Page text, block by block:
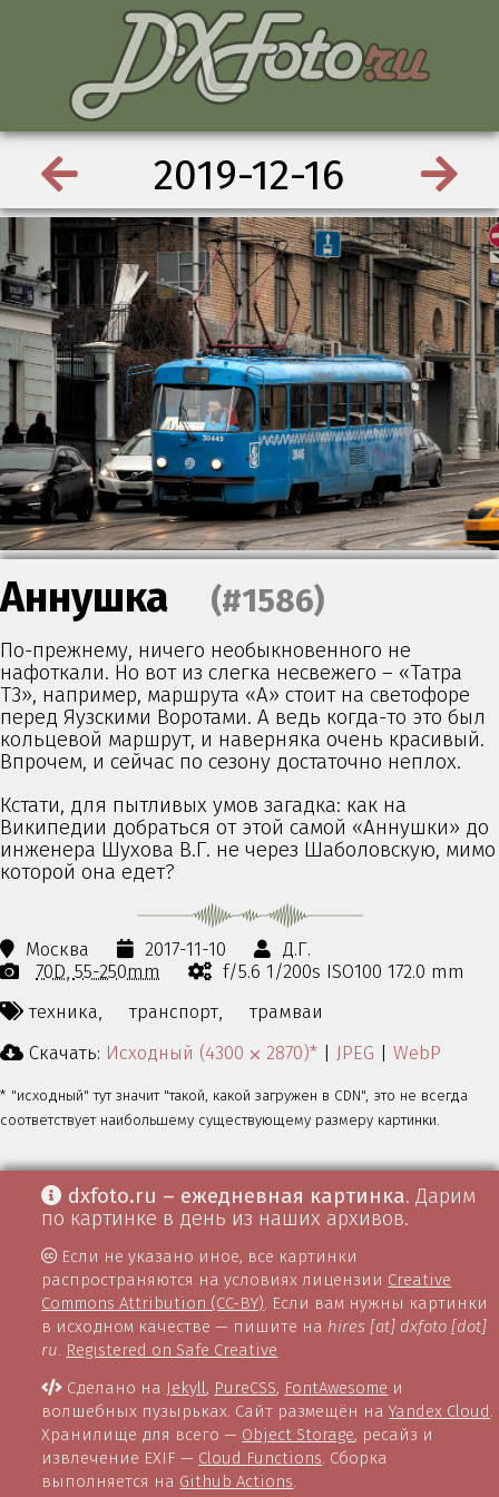
2019-12-16
Аннушка (#1586)
По-прежнему, ничего необыкновенного не
нафоткали. Но вот из слегка несвежего – «Татра
Т3», например, маршрута «А» стоит на светофоре
перед Яузскими Воротами. А ведь когда-то это был
кольцевой маршрут, и наверняка очень красивый.
Впрочем, и сейчас по сезону достаточно неплох.
Кстати, для пытливых умов загадка: как на
Википедии добраться от этой самой «Аннушки» до
инженера Шухова В.Г. не через Шаболовскую, мимо
которой она едет?
Москва 2017-11-10
Д.Г.
70D 55-250mm
f/5.6 1/200s ISO100 172.0 mm
техника,
транспорт,
трамваи
Скачать: Исходный (4300 ⨉ 2870)* JPEG WebP
* "исходный" тут значит "такой, какой загружен в CDN", это не всегда
соответствует наибольшему существующему размеру картинки.
dxfoto.ru – ежедневная картинка. Дарим
по картинке в день из наших архивов.
Если не указано иное, все картинки
распространяются на условиях лицензии Creative
Commons Attribution (CC-BY). Если вам нужны картинки
в исходном качестве — пишите на hires [at] dxfoto [dot]
ru. Registered on Safe Creative
Сделано на Jekyll, PureCSS, FontAwesome и
волшебных пузырьках. Сайт размещён наYandex Cloud.
Хранилище для всего — Object Storage, ресайз и
извлечение EXIF — Cloud Functions. Сборка
выполняется на Github Actions.